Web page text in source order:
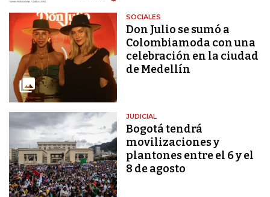
SOCIALES
Don Julio se sumó a
Colombiamoda con una
celebración en la ciudad
de Medellín
JUDICIAL
Bogotá tendrá
movilizaciones y
plantones entre el 6 y el
8 de agosto